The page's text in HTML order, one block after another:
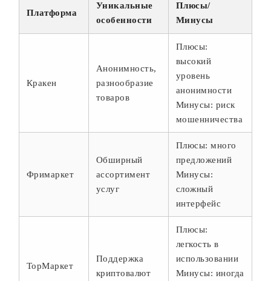
Платформа
Уникальные
особенности
Плюсы/
Минусы
Кракен
Анонимность,
разнообразие
товаров
Плюсы:
высокий
уровень
анонимности
Минусы: риск
мошенничества
Фримаркет
Обширный
ассортимент
услуг
Плюсы: много
предложений
Минусы:
сложный
интерфейс
ТорМаркет
Поддержка
криптовалют
Плюсы:
легкость в
использовании
Минусы: иногда